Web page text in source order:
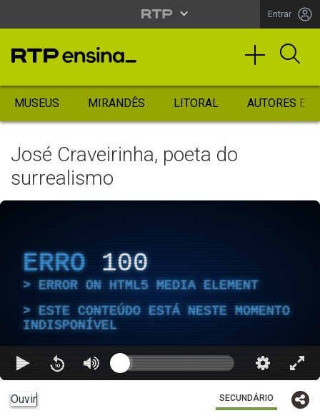
Entrar
MUSEUS MIRANDÊS LITORAL AUTORES
José Craveirinha, poeta do
surrealismo
ERRO 100
ERROR ON HTML5 MEDIA ELEMENT
ESTE CONTEÚDO ESTÁ NESTE MOMENTO
INDISPONÍVEL
Ouvir SECUNDÁRIO